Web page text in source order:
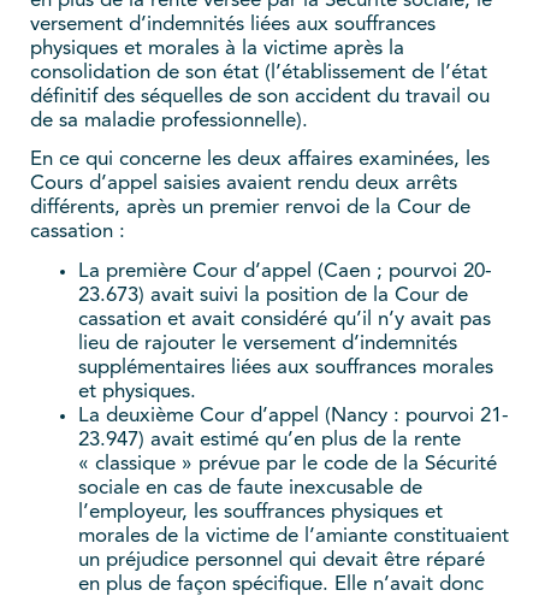
versement d’indemnités liées aux souffrances
physiques et morales à la victime après la
consolidation de son état (l’établissement de l’état
définitif des séquelles de son accident du travail ou
de sa maladie professionnelle).
En ce qui concerne les deux affaires examinées, les
Cours d’appel saisies avaient rendu deux arrêts
différents, après un premier renvoi de la Cour de
cassation :
La première Cour d’appel (Caen ; pourvoi 20-
23.673) avait suivi la position de la Cour de
cassation et avait considéré qu’il n’y avait pas
lieu de rajouter le versement d’indemnités
supplémentaires liées aux souffrances morales
et physiques.
La deuxième Cour d’appel (Nancy : pourvoi 21-
23.947) avait estimé qu’en plus de la rente
« classique » prévue par le code de la Sécurité
sociale en cas de faute inexcusable de
l’employeur, les souffrances physiques et
morales de la victime de l’amiante constituaient
un préjudice personnel qui devait être réparé
en plus de façon spécifique. Elle n’avait donc